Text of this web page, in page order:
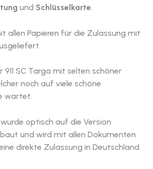
und Schlüsselkarte.
allen Papieren für die Zulassung mit
911 SC Targa mit selten schöner
noch auf viele schöne
wartet.
wurde optisch auf die Version
und wird mit allen Dokumenten
direkte Zulassung in Deutschland